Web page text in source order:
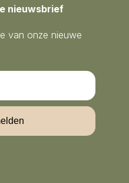
nieuwsbrief
van onze nieuwe